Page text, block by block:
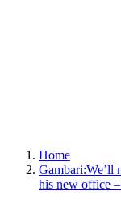
Home
Gambari:We’ll
his new office